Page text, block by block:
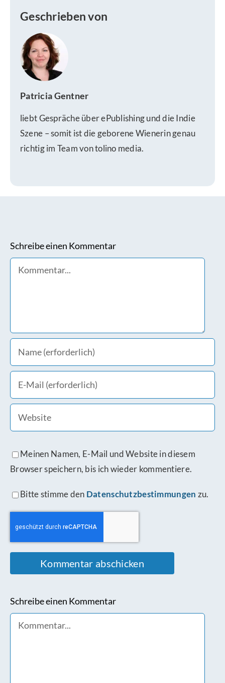
Geschrieben von
Patricia Gentner
liebt Gespräche über ePublishing und die Indie
Szene – somit ist die geborene Wienerin genau
richtig im Team von tolino media.
Schreibe einen Kommentar
Comment
Meinen Namen, E-Mail und Website in diesem
Browser speichern, bis ich wieder kommentiere.
Bitte stimme den Datenschutzbestimmungen zu.
Schreibe einen Kommentar
Comment